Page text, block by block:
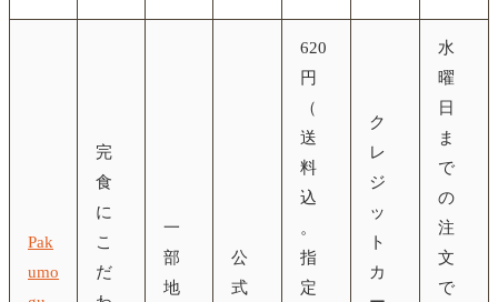
Pak
umo
完
食
に
こ
だ
一
部
地
公
式
620
円
（
送
料
込
。
指
定
ク
レ
ジ
ッ
ト
カ
水
曜
日
ま
で
の
注
文
で